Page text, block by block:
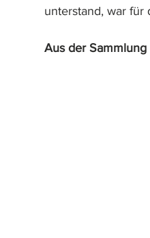
unterstand, war für
Aus der Sammlung